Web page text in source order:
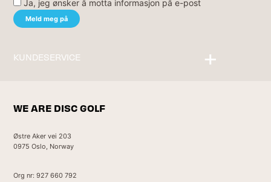
Ja, jeg ønsker å motta informasjon på e-post
KUNDESERVICE
WE ARE DISC GOLF
Østre Aker vei 203
0975 Oslo, Norway
Org nr: 927 660 792